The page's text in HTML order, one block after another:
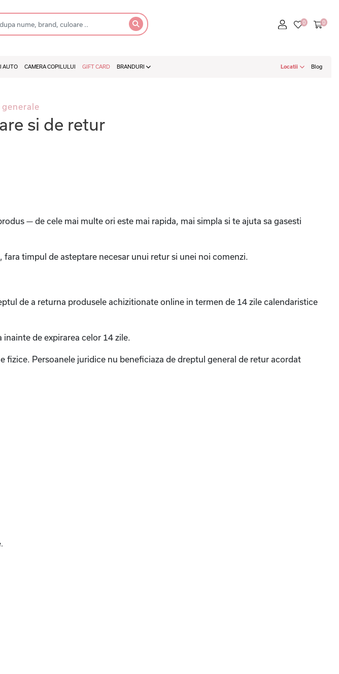
AUTO CAMERA COPILULUI GIFT CARD BRANDURI Locatii Blog
si de retur
— de cele mai multe ori este mai rapida, mai simpla si te ajuta sa gasesti
timpul de asteptare necesar unui retur si unei noi comenzi.
de a returna produsele achizitionate online in termen de 14 zile calendaristice
de expirarea celor 14 zile.
Persoanele juridice nu beneficiaza de dreptul general de retur acordat